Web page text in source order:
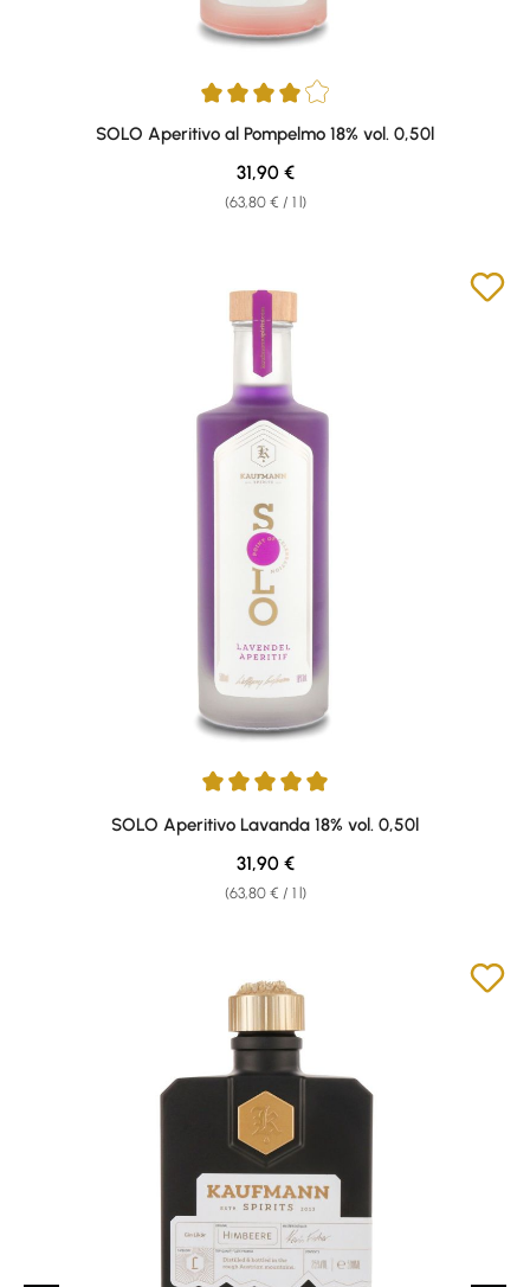
Average rating of 4 out of 5 stars
SOLO Aperitivo al Pompelmo 18% vol. 0,50l
(63,80 € / 1 l)
Regular price:
31,90 €
SOLO Aperitivo Lavanda 18% vol. 0,50l
(63,80 € / 1 l)
Regular price:
31,90 €